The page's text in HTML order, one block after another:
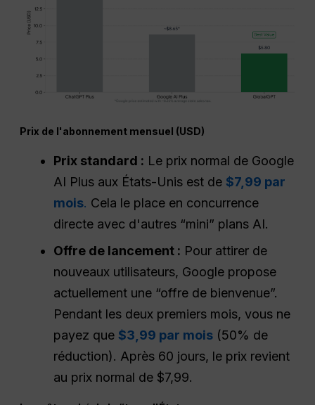
Prix de l'abonnement mensuel (USD)
Prix standard : Le prix normal de Google
AI Plus aux États-Unis est de$7,99 par
mois. Cela le place en concurrence
directe avec d'autres “mini” plans AI.
Offre de lancement : Pour attirer de
nouveaux utilisateurs, Google propose
actuellement une “offre de bienvenue”.
Pendant les deux premiers mois, vous ne
payez que$3,99 par mois (50% de
réduction). Après 60 jours, le prix revient
au prix normal de $7,99.